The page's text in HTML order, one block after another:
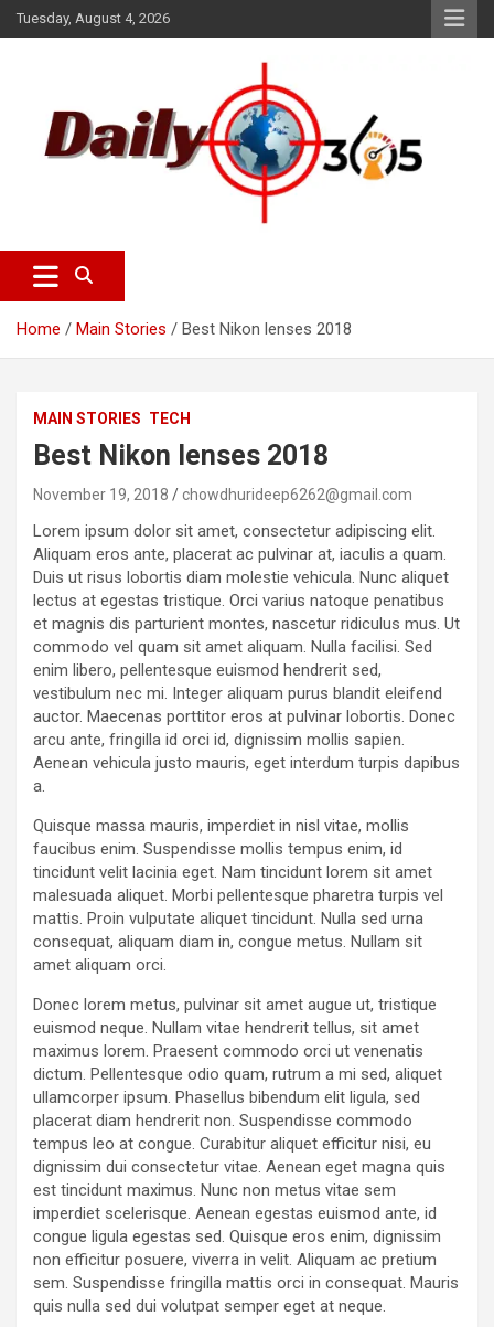
k
Tuesday, August 4, 2026
Dailyscope365.com
Home Main Stories Best Nikon lenses 2018
MAIN STORIES TECH
Best Nikon lenses 2018
November 19, 2018 chowdhurideep6262@gmail.com
Lorem ipsum dolor sit amet, consectetur adipiscing elit.
Aliquam eros ante, placerat ac pulvinar at, iaculis a quam.
Duis ut risus lobortis diam molestie vehicula. Nunc aliquet
lectus at egestas tristique. Orci varius natoque penatibus
et magnis dis parturient montes, nascetur ridiculus mus. Ut
commodo vel quam sit amet aliquam. Nulla facilisi. Sed
enim libero, pellentesque euismod hendrerit sed,
vestibulum nec mi. Integer aliquam purus blandit eleifend
auctor. Maecenas porttitor eros at pulvinar lobortis. Donec
arcu ante, fringilla id orci id, dignissim mollis sapien.
Aenean vehicula justo mauris, eget interdum turpis dapibus
a.
Quisque massa mauris, imperdiet in nisl vitae, mollis
faucibus enim. Suspendisse mollis tempus enim, id
tincidunt velit lacinia eget. Nam tincidunt lorem sit amet
malesuada aliquet. Morbi pellentesque pharetra turpis vel
mattis. Proin vulputate aliquet tincidunt. Nulla sed urna
consequat, aliquam diam in, congue metus. Nullam sit
amet aliquam orci.
Donec lorem metus, pulvinar sit amet augue ut, tristique
euismod neque. Nullam vitae hendrerit tellus, sit amet
maximus lorem. Praesent commodo orci ut venenatis
dictum. Pellentesque odio quam, rutrum a mi sed, aliquet
ullamcorper ipsum. Phasellus bibendum elit ligula, sed
placerat diam hendrerit non. Suspendisse commodo
tempus leo at congue. Curabitur aliquet efficitur nisi, eu
dignissim dui consectetur vitae. Aenean eget magna quis
est tincidunt maximus. Nunc non metus vitae sem
imperdiet scelerisque. Aenean egestas euismod ante, id
congue ligula egestas sed. Quisque eros enim, dignissim
non efficitur posuere, viverra in velit. Aliquam ac pretium
sem. Suspendisse fringilla mattis orci in consequat. Mauris
quis nulla sed dui volutpat semper eget at neque.